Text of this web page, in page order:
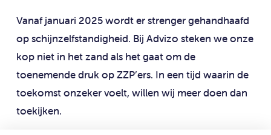
Vanaf januari 2025 wordt er strenger gehandhaafd
op schijnzelfstandigheid. Bij Advizo steken we onze
kop niet in het zand als het gaat om de
toenemende druk op ZZP’ers. In een tijd waarin de
toekomst onzeker voelt, willen wij meer doen dan
toekijken.